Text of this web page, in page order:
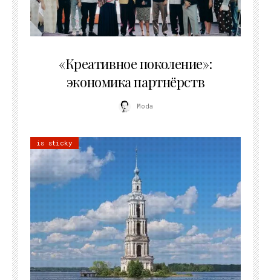
«Креативное поколение»:
экономика партнёрств
Moda
is sticky